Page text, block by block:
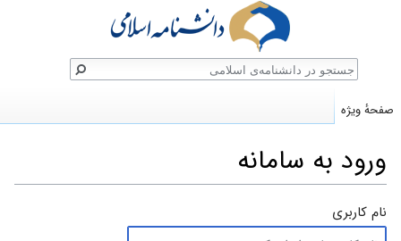
ورود به سامانه
پرش
پرش
نام کاربری
صفحهٔ ویژه
جستجو